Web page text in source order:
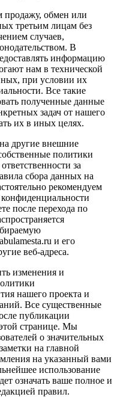
продажу, обмен или
третьим лицам без
случаев,
В
информацию
нам в технической
при условии их
Все такие
полученные данные
задач от нашего
их в иных целях.
другие внешние
политики
за
сбора данных на
рекомендуем
после перехода по
и его
веб-адреса.
изменения и
нашего проекта и
Все существенные
публикации
странице. Мы
о значительных
на главной
на указанный вами
использование
означать ваше полное и
правил.